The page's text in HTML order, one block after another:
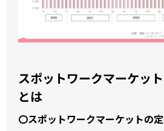
スポットワークマーケッ
とは
〇スポットワークマーケットの